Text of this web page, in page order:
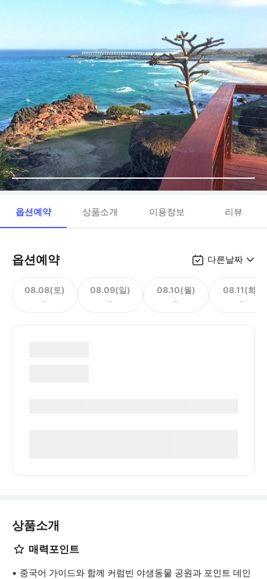
옵션예약 상품소개 이용정보 리뷰
옵션예약 다른날짜
08.08(토)
-
08.09(일)
-
08.10(월)
-
08.11(화)
-
상품소개
매력포인트
중국어 가이드와 함께 커럼빈 야생동물 공원과 포인트 데인